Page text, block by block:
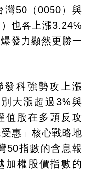
灣50（0050）與
也各上漲3.24%
發力顯然更勝一
發科強勢攻上漲
大漲超過3%與
值股在多頭反攻
惠」核心戰略地
50指數的含息報
加權股價指數的